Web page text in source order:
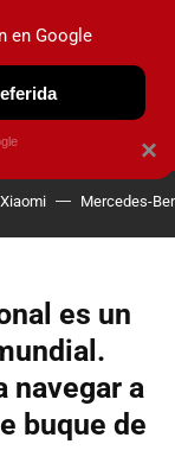
Xiaomi Mercedes-
es un
navegar a
buque de
×
en Google